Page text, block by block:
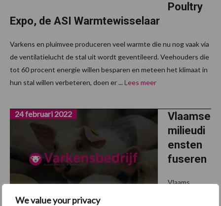
We value your privacy
Poultry
Expo, de ASI Warmtewisselaar
Varkens en pluimvee produceren veel warmte die nu nog vaak via
de ventilatielucht de stal uit wordt geventileerd. Veehouders die
tot 60 procent energie willen besparen en meteen het klimaat in
hun stal willen verbeteren, doen er ... Lees meer
Vlaamse
milieudi
ensten
fuseren
24 februari 2022
Vlaams